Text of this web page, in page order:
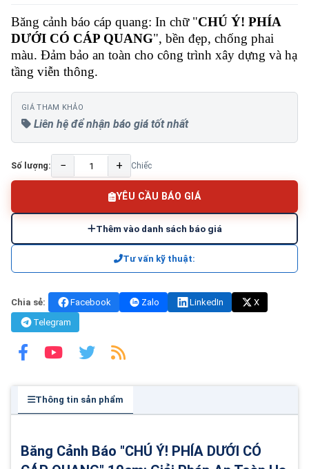
Băng cảnh báo cáp quang: In chữ "CHÚ Ý! PHÍA
DƯỚI CÓ CÁP QUANG", bền đẹp, chống phai
màu. Đảm bảo an toàn cho công trình xây dựng và hạ
tầng viễn thông.
GIÁ THAM KHẢO
Liên hệ để nhận báo giá tốt nhất
Số lượng: − + Chiếc
YÊU CẦU BÁO GIÁ
Thêm vào danh sách báo giá
Tư vấn kỹ thuật:
Chia sẻ: Facebook Zalo LinkedIn
X
Telegram
Thông tin sản phẩm
Băng Cảnh Báo "CHÚ Ý! PHÍA DƯỚI CÓ